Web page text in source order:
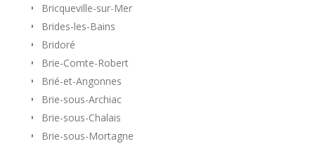
Bricqueville-sur-Mer
Brides-les-Bains
Bridoré
Brie-Comte-Robert
Brié-et-Angonnes
Brie-sous-Archiac
Brie-sous-Chalais
Brie-sous-Mortagne